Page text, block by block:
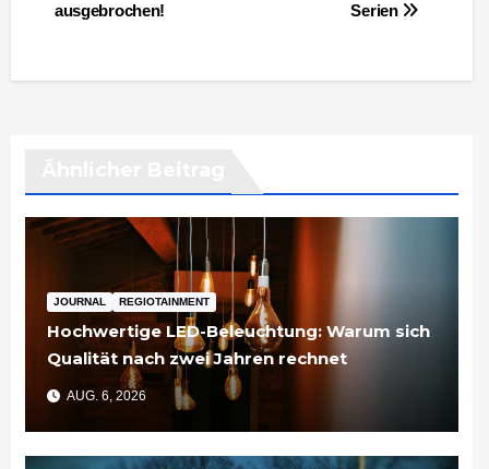
Serien
ausgebrochen!
JOURNAL REGIOTAINMENT
Hochwertige LED-Beleuchtung: Warum sich
Qualität nach zwei Jahren rechnet
AUG. 6, 2026